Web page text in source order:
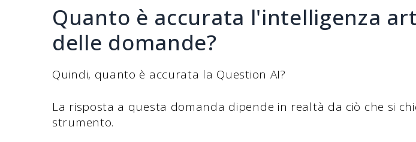
Quanto è accurata l'intelligenza
delle domande?
Quindi, quanto è accurata la Question AI?
La risposta a questa domanda dipende in realtà da ciò che si
strumento.